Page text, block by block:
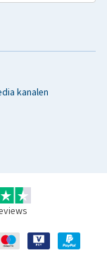
kanalen